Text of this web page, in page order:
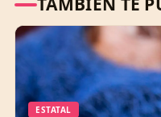
ESTATAL